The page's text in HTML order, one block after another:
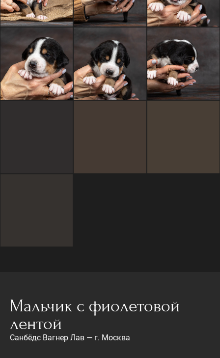
Мальчик с фиолетовой
лентой
Санбёдс Вагнер Лав — г. Москва